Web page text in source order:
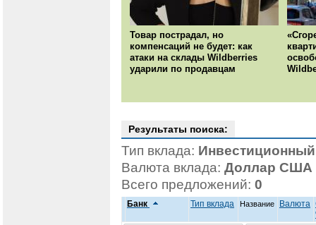
Товар пострадал, но
компенсаций не будет: как
атаки на склады Wildberries
ударили по продавцам
Результаты поиска:
Тип вклада: Инвестиционный
Валюта вклада: Доллар США
Всего предложений: 0
Банк Тип вклада Название Валюта